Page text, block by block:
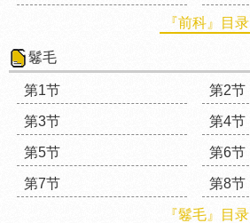
『前科』目录
鬈毛
第1节 第2节
第3节 第4节
第5节 第6节
第7节 第8节
『鬈毛』目录